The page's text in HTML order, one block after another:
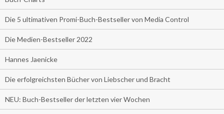
Die 5 ultimativen Promi-Buch-Bestseller von Media Control
Die Medien-Bestseller 2022
Hannes Jaenicke
Die erfolgreichsten Bücher von Liebscher und Bracht
NEU: Buch-Bestseller der letzten vier Wochen